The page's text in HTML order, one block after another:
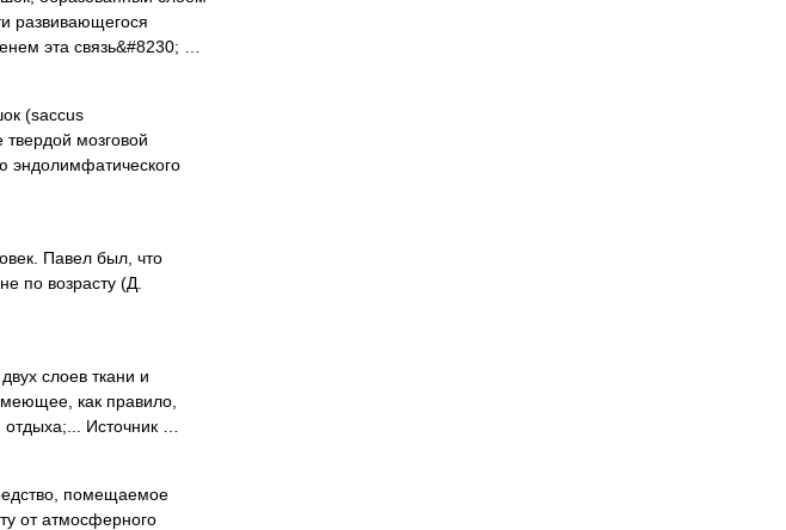
развивающегося
эта связь&#8230; …
(saccus
мозговой
эндолимфатического
Павел был, что
по возрасту (Д.
слоев ткани и
как правило,
Источник …
помещаемое
от атмосферного